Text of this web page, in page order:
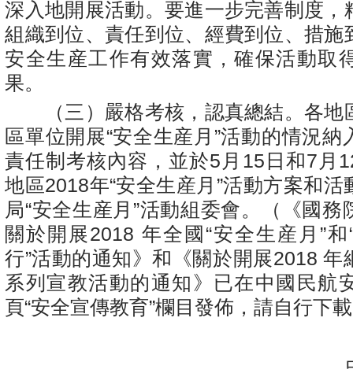
深入地開展活動。要進一步完善制度，
組織到位、責任到位、經費到位、措施
安全生産工作有效落實，確保活動取
果。
（三）嚴格考核，認真總結。各地
區單位開展“安全生産月”活動的情況納
責任制考核內容，並於5月15日和7月
地區2018年“安全生産月”活動方案和活
局“安全生産月”活動組委會。（《國務
關於開展2018 年全國“安全生産月”
行”活動的通知》和《關於開展2018 年
系列宣教活動的通知》已在中國民航
頁“安全宣傳教育”欄目發佈，請自行下
中